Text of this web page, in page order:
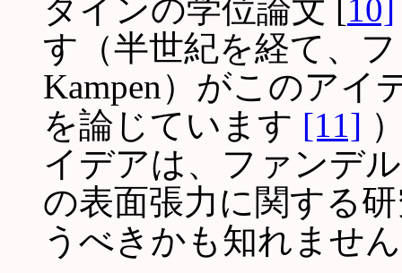
タインの学位論文 [10]
す（半世紀を経て、
Kampen）がこのアイ
を論じています [11]
イデアは、ファンデル
の表面張力に関する
うべきかも知れませ